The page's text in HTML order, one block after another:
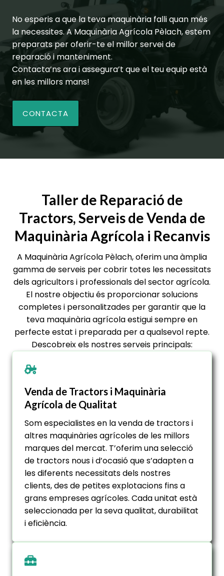
No esperis a que la teva maquinària falli quan més
la necessites. A Maquinària Agrícola Pèlach, estem
preparats per oferir-te el millor servei de
reparació i manteniment.
Contacta’ns ara i assegura’t que el teu equip està
en les millors mans!
CONTACTA
Taller de Reparació de
Tractors, Serveis de Venda de
Maquinària Agrícola i Recanvis
A Maquinària Agrícola Pèlach, oferim una àmplia
gamma de serveis per cobrir totes les necessitats
dels agricultors i professionals del sector agrícola.
El nostre objectiu és proporcionar solucions
completes i personalitzades per garantir que la
teva maquinària agrícola estigui sempre en
perfecte estat i preparada per a qualsevol repte.
Descobreix els nostres serveis principals:
Venda de Tractors i Maquinària
Agrícola de Qualitat
Som especialistes en la venda de tractors i
altres maquinàries agrícoles de les millors
marques del mercat. T’oferim una selecció
de tractors nous i d’ocasió que s’adapten a
les diferents necessitats dels nostres
clients, des de petites explotacions fins a
grans empreses agrícoles. Cada unitat està
seleccionada per la seva qualitat, durabilitat
i eficiència.